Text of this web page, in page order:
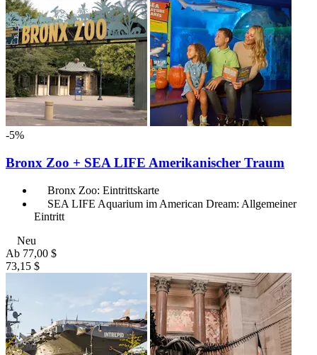
-5%
Bronx Zoo + SEA LIFE Amerikanischer Traum
Bronx Zoo: Eintrittskarte
SEA LIFE Aquarium im American Dream: Allgemeiner
Eintritt
Neu
Ab 77,00 $
73,15 $